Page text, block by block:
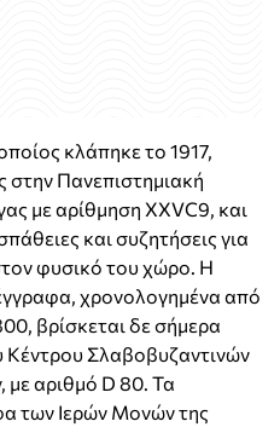
κλάπηκε το 1917,
στην Πανεπιστημιακή
με αρίθμηση XXVC9, και
και συζητήσεις για
φυσικό του χώρο. Η
χρονολογημένα από
βρίσκεται δε σήμερα
Κέντρου Σλαβοβυζαντινών
αριθμό D 80. Τα
των Ιερών Μονών της